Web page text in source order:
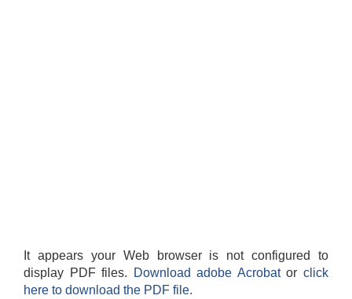
It appears your Web browser is not configured to
display PDF files.
Download adobe Acrobatorclick
here to download the PDF file.